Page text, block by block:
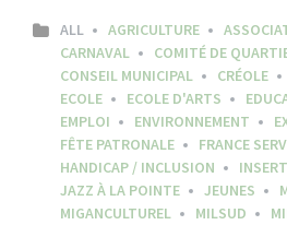
ALL AGRICULTURE
CARNAVAL
COMITÉ DE
CONSEIL MUNICIPAL
CRÉOLE
ECOLE
ECOLE D'ARTS
EMPLOI
ENVIRONNEMENT
FÊTE PATRONALE
FRANCE
HANDICAP / INCLUSION
JAZZ À LA POINTE
JEUNES
MIGANCULTUREL
MILSUD